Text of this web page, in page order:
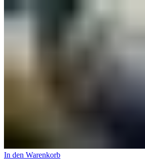
In den Warenkorb